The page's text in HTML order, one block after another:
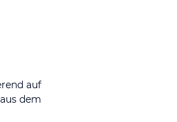
auf
dem